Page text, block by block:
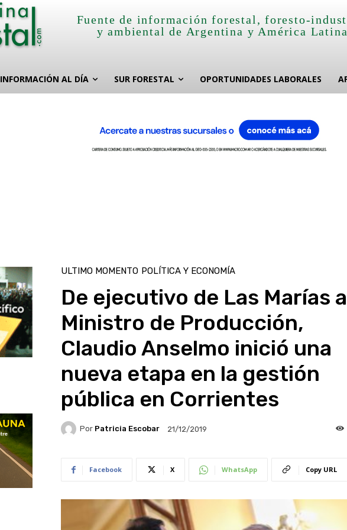
Fuente de información forestal, foresto-
y ambiental de Argentina y América
INFORMACIÓN AL DÍA SUR FORESTAL OPORTUNIDADES LABORALES
ULTIMO MOMENTO POLÍTICA Y ECONOMÍA
De ejecutivo de Las Marías a
Ministro de Producción,
Claudio Anselmo inició una
nueva etapa en la gestión
pública en Corrientes
Por Patricia Escobar 21/12/2019
Facebook X WhatsApp Copy URL